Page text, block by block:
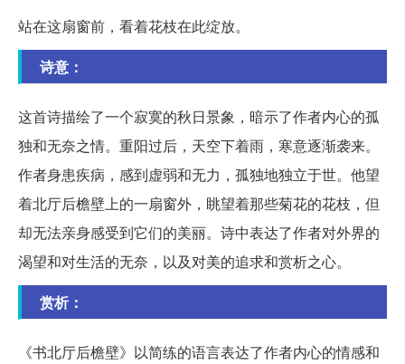
站在这扇窗前，看着花枝在此绽放。
诗意：
这首诗描绘了一个寂寞的秋日景象，暗示了作者内心的孤
独和无奈之情。重阳过后，天空下着雨，寒意逐渐袭来。
作者身患疾病，感到虚弱和无力，孤独地独立于世。他望
着北厅后檐壁上的一扇窗外，眺望着那些菊花的花枝，但
却无法亲身感受到它们的美丽。诗中表达了作者对外界的
渴望和对生活的无奈，以及对美的追求和赏析之心。
赏析：
《书北厅后檐壁》以简练的语言表达了作者内心的情感和